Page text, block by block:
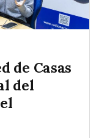
de Casas
del